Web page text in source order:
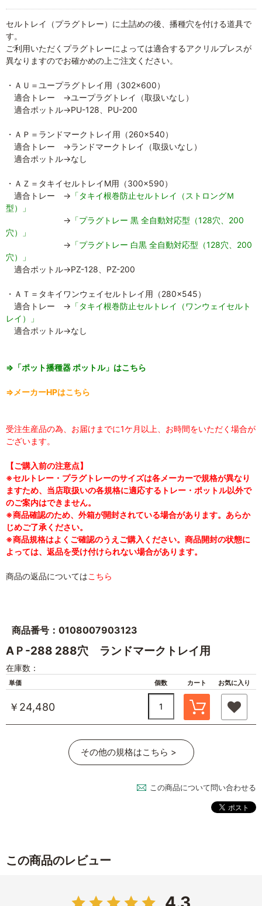
セルトレイ（プラグトレー）に土詰めの後、播種穴を付ける道具で
す。
ご利用いただくプラグトレーによっては適合するアクリルプレスが
異なりますのでお確かめの上ご注文ください。
・ＡＵ＝ユープラグトレイ用（302×600）
適合トレー →ユープラグトレイ（取扱いなし）
適合ポットル→PU-128、PU-200
・ＡＰ＝ランドマークトレイ用（260×540）
適合トレー →ランドマークトレイ（取扱いなし）
適合ポットル→なし
・ＡＺ＝タキイセルトレイM用（300×590）
適合トレー → 「タキイ根巻防止セルトレイ（ストロングＭ
型）」
→ 「プラグトレー 黒 全自動対応型（128穴、200
穴）」
→ 「プラグトレー 白黒 全自動対応型（128穴、200
穴）」
適合ポットル→PZ-128、PZ-200
・ＡＴ＝タキイワンウェイセルトレイ用（280×545）
適合トレー → 「タキイ根巻防止セルトレイ（ワンウェイセルト
レイ）」
適合ポットル→なし
⇒「ポット播種器 ポットル」はこちら
⇒メーカーHPはこちら
受注生産品の為、お届けまでに1ケ月以上、お時間をいただく場合が
ございます。
【ご購入前の注意点】
※セルトレー・プラグトレーのサイズは各メーカーで規格が異なり
ますため、当店取扱いの各規格に適応するトレー・ポットル以外で
のご案内はできません。
※商品確認のため、外箱が開封されている場合があります。あらか
じめご了承ください。
※商品規格はよくご確認のうえご購入ください。商品開封の状態に
よっては、返品を受け付けられない場合があります。
商品の返品についてはこちら
商品番号：0108007903123
AＰ-288 288穴 ランドマークトレイ用
在庫数：
単価 個数 カート お気に入り
￥24,480
その他の規格はこちら >
この商品について問い合わせる
この商品のレビュー